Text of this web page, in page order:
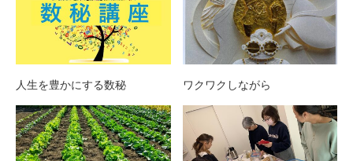
人生を豊かにする数秘 ワクワクしながら